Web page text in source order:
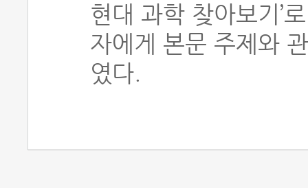
현대 과학 찾아보기’
자에게 본문 주제와
였다.